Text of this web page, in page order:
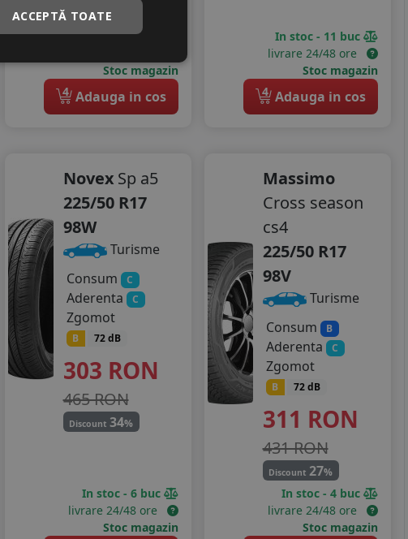
In stoc - 12 buc
Stoc magazin
4 Adauga in cos
In stoc - 11 buc
livrare 24/48 ore
Stoc magazin
4 Adauga in cos
Novex Sp a5
225/50 R17
98W
Turisme
Consum
C
Aderenta C
Zgomot
B 72 dB
303 RON
465 RON
Discount34%
In stoc - 6 buc
livrare 24/48 ore
Stoc magazin
Massimo
Cross season
cs4
225/50 R17
98V
Turisme
Consum
B
Aderenta C
Zgomot
B 72 dB
311 RON
431 RON
Discount 27%
In stoc - 4 buc
livrare 24/48 ore
Stoc magazin
ACCEPTĂ TOATE